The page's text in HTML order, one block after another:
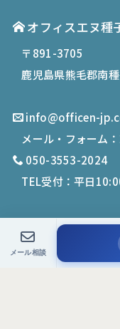
オフィスエヌ種
〒891-3705
鹿児島県熊毛郡南
info@officen-
メール・フォーム
050-3553-2024
TEL受付：平日
メール相談